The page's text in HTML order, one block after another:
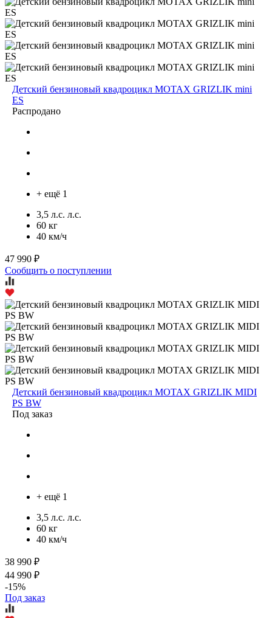
Детский бензиновый квадроцикл MOTAX GRIZLIK mini
ES
Распродано
+ ещё 1
3,5 л.с. л.с.
60 кг
40 км/ч
47 990 ₽
Сообщить о поступлении
Детский бензиновый квадроцикл MOTAX GRIZLIK MIDI
PS BW
Под заказ
+ ещё 1
3,5 л.с. л.с.
60 кг
40 км/ч
38 990 ₽
44 990 ₽
-15%
Под заказ